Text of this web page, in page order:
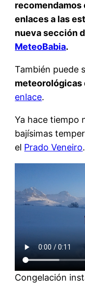
enlaces a las
nueva sección
MeteoBabia.
También puede
meteorológicas
enlace.
Ya hace tiempo
bajísimas
el Prado Veneiro.
Congelación